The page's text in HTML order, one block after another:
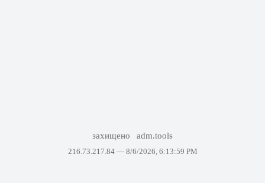
захищено adm.tools
216.73.217.84 — 8/6/2026, 6:13:59 PM